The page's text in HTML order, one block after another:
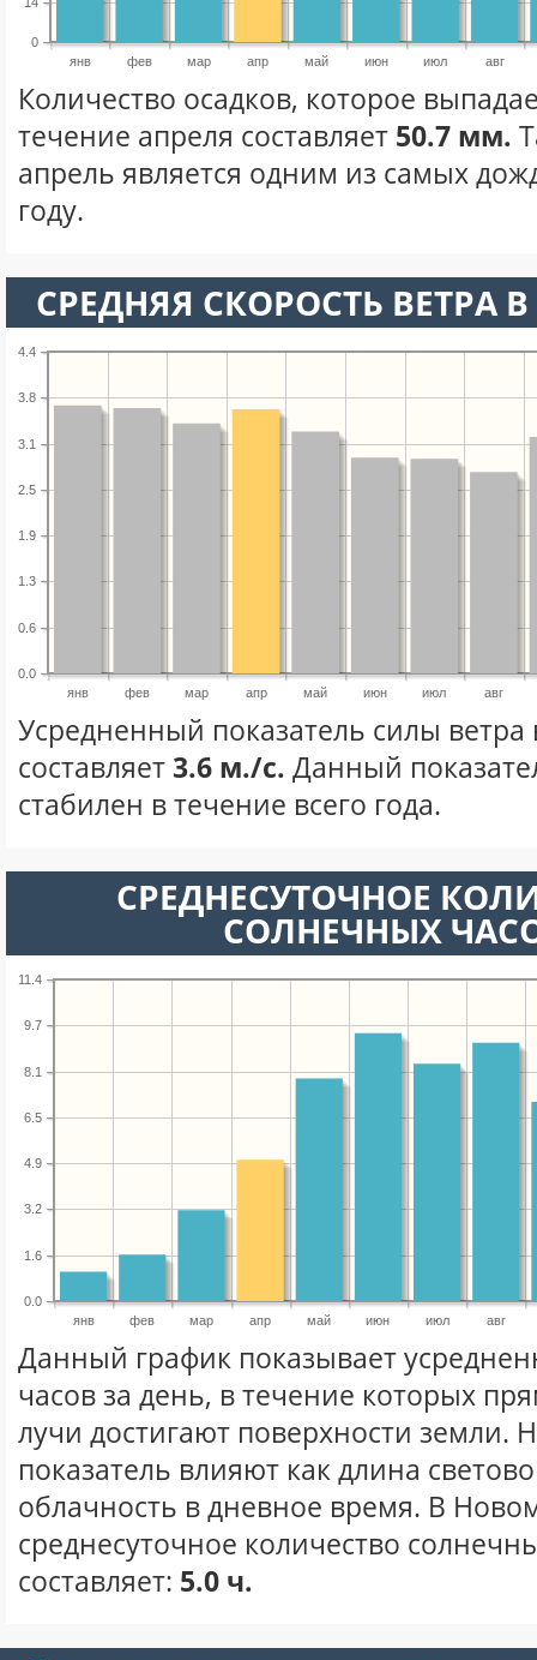
янв фев мар апр май июн июл авг
0
Количество осадков, которое
течение апреля составляет 50.7 мм.
апрель является одним из самых
году.
СРЕДНЯЯ СКОРОСТЬ ВЕТРА
янв фев мар апр май июн июл авг
0.0
0.6
1.3
1.9
2.5
3.1
3.8
4.4
Усредненный показатель силы ветра
составляет3.6 м./с. Данный
стабилен в течение всего года.
СРЕДНЕСУТОЧНОЕ
СОЛНЕЧНЫХ
янв фев мар апр май июн июл авг
0.0
1.6
3.2
4.9
6.5
8.1
9.7
11.4
Данный график показывает
часов за день, в течение которых
лучи достигают поверхности земли.
показатель влияют как длина
облачность в дневное время. В
среднесуточное количество
составляет: 5.0 ч.